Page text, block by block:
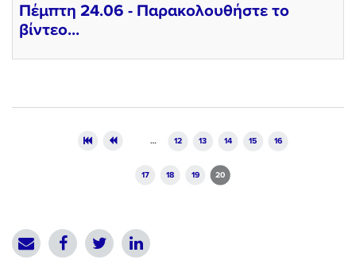
Πέμπτη 24.06 - Παρακολουθήστε το
βίντεο...
… 12 13 14 15 16
17 18 19 20